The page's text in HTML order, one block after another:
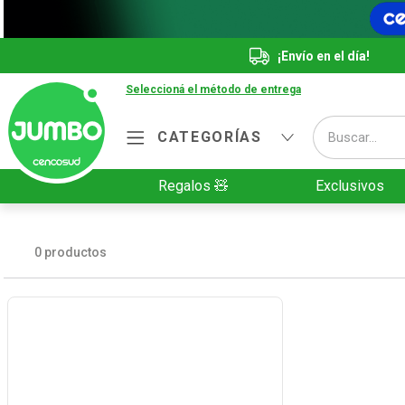
¡Envío en el día!
Seleccioná el método de entrega
CATEGORÍAS
Buscar...
Regalos 🧸 Exclusivos
0 productos
Términos más buscados
Cerveza